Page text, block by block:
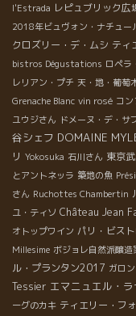
l'Estrada レピュブリック広
2018年ビュヴォン・ナチュー
クロズリー・デ・ムシ ティ
bistros Dégustations ロペラ
レリアン・プチ 天・地・葡萄
Grenache Blanc vin rosé コ
ユウジさん ドメーヌ・デ・サ
谷シェフ DOMAINE
リ Yokosuka 石川さん 東京
とアントネッラ 築地の魚
さん Ruchottes Chambertin
ユ・ティソ Château Jean
オトップワイン パリ・ビス
Millesime ボジョレ自然派醸造
ル・プランタン2017 ガロ
Tessier エマニュエル・ラ
ーグのカキ ティエリー・フ